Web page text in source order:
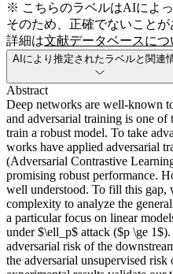
※ こちらのラベルはAIによ
そのため、正確でないことが
詳細は文献データベースにつ
AIにより推定されたラベルと関連
Abstract
Deep networks are well-known
and adversarial training is one of
train a robust model. To take
works have applied adversarial
(Adversarial Contrastive
promising robust performance.
well understood. To fill this gap,
complexity to analyze the
a particular focus on linear
under $\ell_p$ attack ($p \ge
adversarial risk of the
the adversarial unsupervised risk